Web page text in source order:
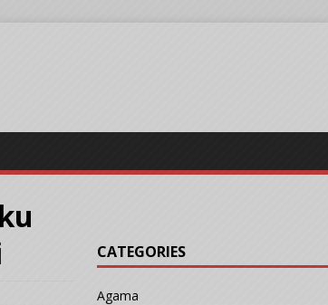
CATEGORIES
Agama